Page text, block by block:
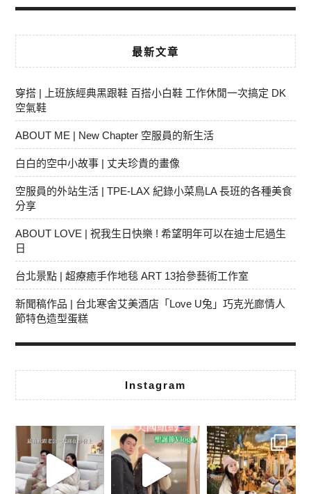
最新文章
穿搭 | 上班族經典黑跟鞋 百搭小白鞋 工作休閒一次搞定 DK
空氣鞋
ABOUT ME | New Chapter 空服員的新生活
白白的空中小故事 | 丈夫珍貴的畫像
空服員的外站生活 | TPE-LAX 紀錄小菜鳥LA 長班的各種美食
分享
ABOUT LOVE | 祝我生日快樂 ! 希望明年可以在迪士尼過生
日
台北景點 | 超療癒手作地毯 ART 13拾參藝術工作室
新聞稿作品 | 台北寒舍艾美酒店「Love U兔」巧克光廊情人
節特色造型蛋糕
Instagram